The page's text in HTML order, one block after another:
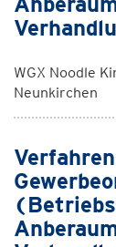
WGX Noodle
Neunkirchen